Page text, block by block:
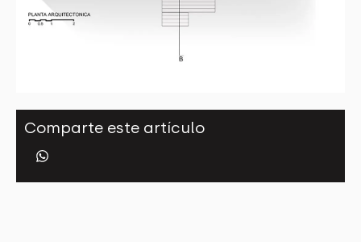
Comparte este artículo